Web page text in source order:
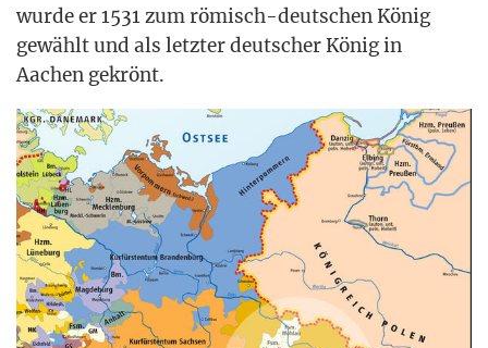
wur­de er 1531 zum römisch-deut­schen König
gewählt und als letz­ter deut­scher König in
Aachen gekrönt.